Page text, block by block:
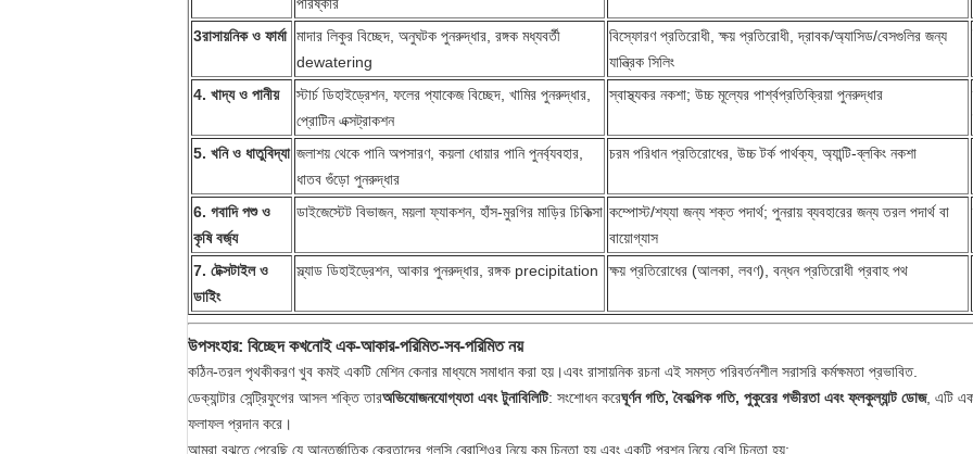
3রাসায়নিক ও ফার্মা মাদার লিকুর বিচ্ছেদ, অনুঘটক পুনরুদ্ধার, রঙ্গক মধ্যবর্তী
dewatering
বিস্ফোরণ প্রতিরোধী, ক্ষয় প্রতিরোধী, দ্রাবক/অ্যাসিড/বেসগুলির জন্য
যান্ত্রিক সিলিং
4. খাদ্য ও পানীয়
স্টার্চ ডিহাইড্রেশন, ফলের প্যাকেজ বিচ্ছেদ, খামির পুনরুদ্ধার,
প্রোটিন এক্সট্রাকশন
স্বাস্থ্যকর নকশা; উচ্চ মূল্যের পার্শ্বপ্রতিক্রিয়া পুনরুদ্ধার
5. খনি ও ধাতুবিদ্যা জলাশয় থেকে পানি অপসারণ, কয়লা ধোয়ার পানি পুনর্ব্যবহার,
ধাতব গুঁড়ো পুনরুদ্ধার
চরম পরিধান প্রতিরোধের, উচ্চ টর্ক পার্থক্য, অ্যান্টি-ব্লকিং নকশা
6. গবাদি পশু ও
কৃষি বর্জ্য
ডাইজেস্টেট বিভাজন, ময়লা ফ্যাকশন, হাঁস-মুরগির মাড়ির চিকিত্সা কম্পোস্ট/শয্যা জন্য শক্ত পদার্থ; পুনরায় ব্যবহারের জন্য তরল পদার্থ বা
বায়োগ্যাস
7. টেক্সটাইল ও
ডাইিং
স্ল্যাড ডিহাইড্রেশন, আকার পুনরুদ্ধার, রঙ্গক precipitation ক্ষয় প্রতিরোধের (আলকা, লবণ), বন্ধন প্রতিরোধী প্রবাহ পথ
উপসংহার: বিচ্ছেদ কখনোই এক-আকার-পরিমিত-সব-পরিমিত নয়
কঠিন-তরল পৃথকীকরণ খুব কমই একটি মেশিন কেনার মাধ্যমে সমাধান করা হয়।এবং রাসায়নিক রচনা এই সমস্ত পরিবর্তনশীল সরাসরি কর্মক্ষমতা প্রভাবিত.
ডেক্যান্টার সেন্ট্রিফুগের আসল শক্তি তারঅভিযোজনযোগ্যতা এবং টুনাবিলিটি: সংশোধন করেঘূর্ণন গতি, বৈকল্পিক গতি, পুকুরের গভীরতা এবং ফ্লকুল্যান্ট ডোজ, এটি
ফলাফল প্রদান করে।
আমরা বুঝতে পেরেছি যে আন্তর্জাতিক ক্রেতাদের গ্লসি ব্রোশিওর নিয়ে কম চিন্তা হয় এবং একটি প্রশ্ন নিয়ে বেশি চিন্তা হয়: